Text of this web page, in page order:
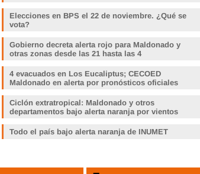
Elecciones en BPS el 22 de noviembre. ¿Qué se
vota?
Gobierno decreta alerta rojo para Maldonado y
otras zonas desde las 21 hasta las 4
4 evacuados en Los Eucaliptus; CECOED
Maldonado en alerta por pronósticos oficiales
Ciclón extratropical: Maldonado y otros
departamentos bajo alerta naranja por vientos
Todo el país bajo alerta naranja de INUMET